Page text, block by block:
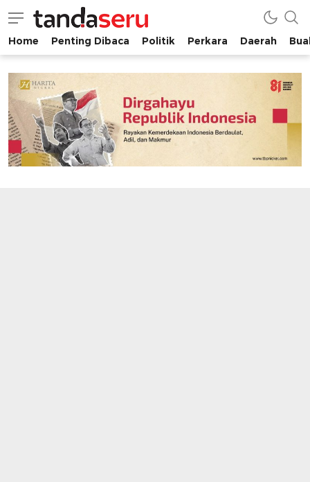
tandaseru.com | Penting Dibaca
tandaseru.com
Home Penting Dibaca Politik Perkara Daerah